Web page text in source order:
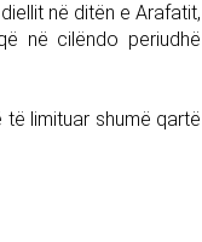
në ditën e Arafatit,
në cilëndo periudhë
limituar shumë qartë